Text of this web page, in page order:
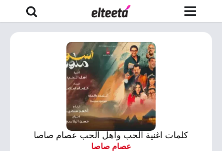
كلمات اغنية الحب واهل الحب عصام صاصا
عصام صاصا